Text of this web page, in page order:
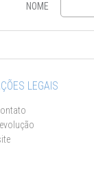
NOME
LEGAIS